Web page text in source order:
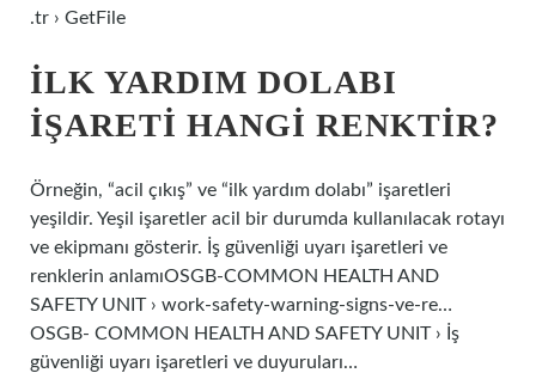
.tr › GetFile
İLK YARDIM DOLABI
IŞARETI HANGI RENKTIR?
Örneğin, “acil çıkış” ve “ilk yardım dolabı” işaretleri
yeşildir. Yeşil işaretler acil bir durumda kullanılacak rotayı
ve ekipmanı gösterir. İş güvenliği uyarı işaretleri ve
renklerin anlamıOSGB-COMMON HEALTH AND
SAFETY UNIT › work-safety-warning-signs-ve-re…
OSGB- COMMON HEALTH AND SAFETY UNIT › İş
güvenliği uyarı işaretleri ve duyuruları…